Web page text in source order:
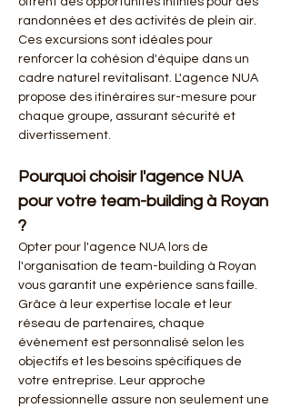
randonnées et des activités de plein air.
Ces excursions sont idéales pour
renforcer la cohésion d'équipe dans un
cadre naturel revitalisant. L'agence NUA
propose des itinéraires sur-mesure pour
chaque groupe, assurant sécurité et
divertissement.
Pourquoi choisir l'agence NUA
pour votre team-building à Royan
?
Opter pour l'agence NUA lors de
l'organisation de team-building à Royan
vous garantit une expérience sans faille.
Grâce à leur expertise locale et leur
réseau de partenaires, chaque
événement est personnalisé selon les
objectifs et les besoins spécifiques de
votre entreprise. Leur approche
professionnelle assure non seulement une